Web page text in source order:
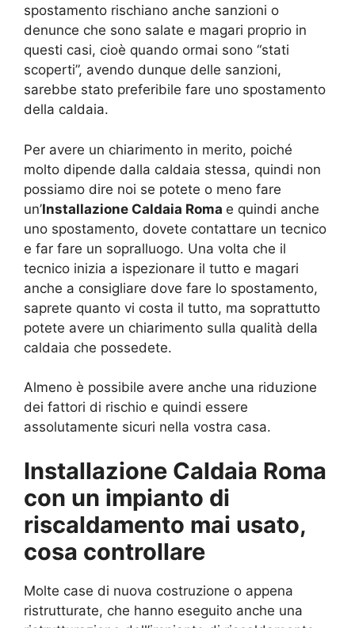
spostamento rischiano anche sanzioni o
denunce che sono salate e magari proprio in
questi casi, cioè quando ormai sono “stati
scoperti”, avendo dunque delle sanzioni,
sarebbe stato preferibile fare uno spostamento
della caldaia.
Per avere un chiarimento in merito, poiché
molto dipende dalla caldaia stessa, quindi non
possiamo dire noi se potete o meno fare
un’Installazione Caldaia Roma e quindi anche
uno spostamento, dovete contattare un tecnico
e far fare un sopralluogo. Una volta che il
tecnico inizia a ispezionare il tutto e magari
anche a consigliare dove fare lo spostamento,
saprete quanto vi costa il tutto, ma soprattutto
potete avere un chiarimento sulla qualità della
caldaia che possedete.
Almeno è possibile avere anche una riduzione
dei fattori di rischio e quindi essere
assolutamente sicuri nella vostra casa.
Installazione Caldaia Roma
con un impianto di
riscaldamento mai usato,
cosa controllare
Molte case di nuova costruzione o appena
ristrutturate, che hanno eseguito anche una